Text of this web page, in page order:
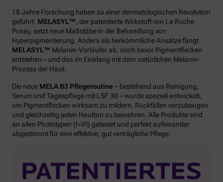
18 Jahre Forschung haben zu einer dermatologischen Revolution
geführt: MELASYL™ , der patentierte Wirkstoff von La Roche
Posay, setzt neue Maßstäbe in der Behandlung von
Hyperpigmentierung. Anders als herkömmliche Ansätze fängt
MELASYL™ Melanin-Vorläufer ab, noch bevor Pigmentflecken
entstehen – und das im Einklang mit dem natürlichen Melanin-
Prozess der Haut.
Die neue MELA B3 Pflegeroutine– bestehend aus Reinigung,
Serum und Tagespflege mit LSF 30 – wurde speziell entwickelt,
um Pigmentflecken wirksam zu mildern, Rückfällen vorzubeugen
und gleichzeitig jeden Hautton zu bewahren. Alle Produkte sind
an allen Phototypen (I–VI) getestet und perfekt aufeinander
abgestimmt für eine effektive, gut verträgliche Pflege.